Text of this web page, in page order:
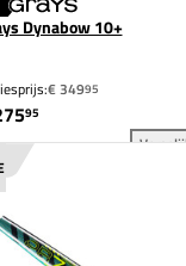
aan vergelijking
Dynabow 10+
€ 34995
95